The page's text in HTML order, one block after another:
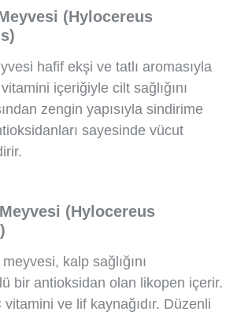
(Hylocereus
hafif ekşi ve tatlı aromasıyla
içeriğiyle cilt sağlığını
zengin yapısıyla sindirime
sayesinde vücut
Meyvesi (Hylocereus
kalp sağlığını
bir antioksidan olan likopen içerir.
ve lif kaynağıdır. Düzenli